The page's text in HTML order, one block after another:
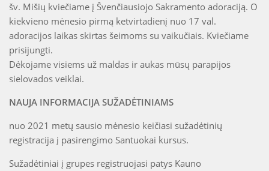
šv. Mišių kviečiame į Švenčiausiojo Sakramento adoraciją. O
kiekvieno mėnesio pirmą ketvirtadienį nuo 17 val.
adoracijos laikas skirtas šeimoms su vaikučiais. Kviečiame
prisijungti.
Dėkojame visiems už maldas ir aukas mūsų parapijos
sielovados veiklai.
NAUJA INFORMACIJA SUŽADĖTINIAMS
nuo 2021 metų sausio mėnesio keičiasi sužadėtinių
registracija į pasirengimo Santuokai kursus.
Sužadėtiniai į grupes registruojasi patys Kauno